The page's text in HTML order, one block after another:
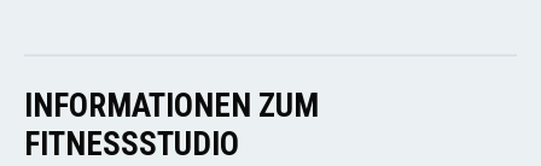
INFORMATIONEN ZUM
FITNESSSTUDIO